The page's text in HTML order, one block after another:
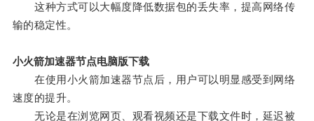
这种方式可以大幅度降低数据包的丢失率，提高网络传
输的稳定性。
小火箭加速器节点电脑版下载
在使用小火箭加速器节点后，用户可以明显感受到网络
速度的提升。
无论是在浏览网页、观看视频还是下载文件时，延迟被